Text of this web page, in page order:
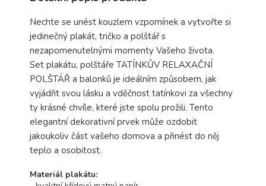
Nechte se unést kouzlem vzpomínek a vytvořte si
jedinečný plakát, tričko a polštář s
nezapomenutelnými momenty Vašeho života.
Set plakátu, polštáře TATÍNKŮV RELAXAČNÍ
POLŠTÁŘ a balonků je ideálním způsobem, jak
vyjádřit svou lásku a vděčnost tatínkovi za všechny
ty krásné chvíle, které jste spolu prožili. Tento
elegantní dekorativní prvek může ozdobit
jakoukoliv část vašeho domova a přinést do něj
teplo a osobitost.
Materiál plakátu: